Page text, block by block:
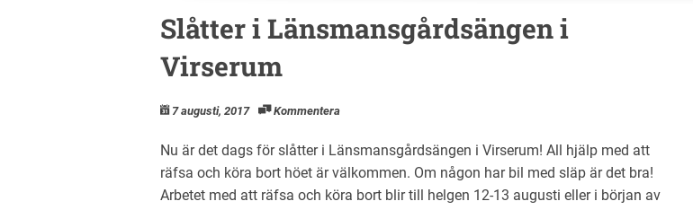
Slåtter i Länsmansgårdsängen i
Virserum
7 augusti, 2017 Kommentera
Nu är det dags för slåtter i Länsmansgårdsängen i Virserum! All hjälp med att
räfsa och köra bort höet är välkommen. Om någon har bil med släp är det bra!
Arbetet med att räfsa och köra bort blir till helgen 12-13 augusti eller i början av